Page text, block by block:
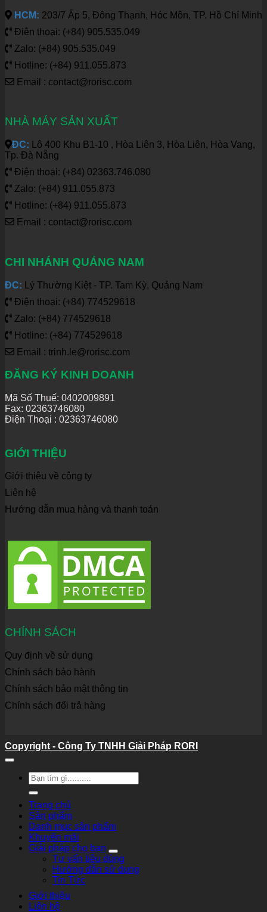
HCM: 203/7 Ấp 5, Đông Thạnh, Hóc Môn, TP. Hồ Chí Minh
Điện thoại: (+84) 905.535.049
Zalo: (+84) 905.535.049
Hotline: (+84) 911.055.873
Email : contact@rorisc.com
NHÀ MÁY SẢN XUẤT
ĐC: Lô 400 Khu B1-10 , Hòa Liên 3, Hòa Liên, Hòa Vang,
Tp. Đà Nẵng
Điện thoại: (+84) 02363.746.080
Zalo: (+84) 911.055.873
Hotline: (+84) 911.055.873
Email : contact@rorisc.com
CHI NHÁNH QUẢNG NAM
ĐC: Lý Thường Kiệt - TP. Tam Kỳ, Quảng Nam
Điện thoại: (+84) 774529618
Zalo: (+84) 774529618
Hotline: (+84) 774529618
Email : trinh.le@rorisc.com
ĐĂNG KÝ KINH DOANH
Mã Số Thuế: 0402009891
Fax: 02363746080
Điện Thoại : 02363746080
GIỚI THIỆU
Giới thiệu về công ty
Liên hệ
Hướng dẫn mua hàng và thanh toán
CHÍNH SÁCH
Quy định về sử dụng
Chính sách bảo hành
Chính sách bảo mật thông tin
Chính sách đổi trả hàng
Copyright - Công Ty TNHH Giải Pháp RORI
Tìm
kiếm:
Trang chủ
Sản phẩm
Danh mục sản phẩm
Khuyến mãi
Giải pháp cho bạn
Tư vấn tiêu dùng
Hướng dẫn sử dụng
Tin Tức
Giới thiệu
Liên hệ